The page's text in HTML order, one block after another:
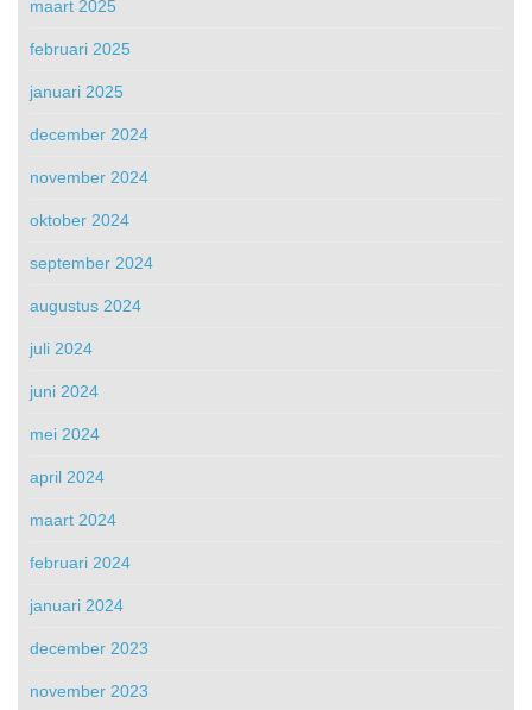
maart 2025
februari 2025
januari 2025
december 2024
november 2024
oktober 2024
september 2024
augustus 2024
juli 2024
juni 2024
mei 2024
april 2024
maart 2024
februari 2024
januari 2024
december 2023
november 2023